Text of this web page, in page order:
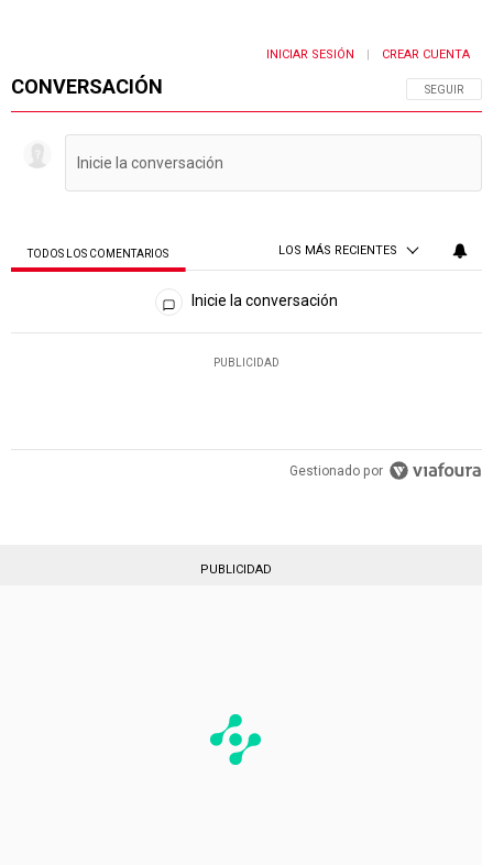
CONVERSACIÓN SIGA ESTA
SEGUIR
INICIAR SESIÓN CREAR CUENTA
TODOS LOS COMENTARIOS LOS MÁS RECIENTES
Todos los comentarios
Inicie la conversación
PUBLICIDAD
Gestionado por
PUBLICIDAD